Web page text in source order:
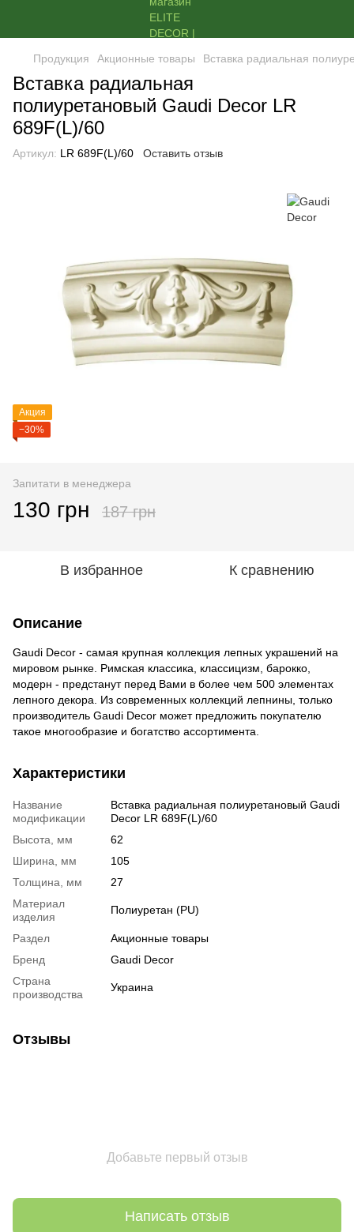
Продукция Акционные товары Вставка радиальная
Вставка радиальная
полиуретановый Gaudi Decor LR
689F(L)/60
Артикул: LR 689F(L)/60 Оставить отзыв
Акция
−30%
Запитати в менеджера
130 грн 187 грн
В избранное К сравнению
Описание
Gaudi Decor - самая крупная коллекция лепных украшений на
мировом рынке. Римская классика, классицизм, барокко,
модерн - предстанут перед Вами в более чем 500 элементах
лепного декора. Из современных коллекций лепнины, только
производитель Gaudi Decor может предложить покупателю
такое многообразие и богатство ассортимента.
Характеристики
Название
модификации
Вставка радиальная полиуретановый Gaudi
Decor LR 689F(L)/60
Высота, мм
62
Ширина, мм
105
Толщина, мм
27
Материал
изделия
Полиуретан (PU)
Раздел
Акционные товары
Бренд
Gaudi Decor
Страна
производства
Украина
Отзывы
Добавьте первый отзыв
Написать отзыв